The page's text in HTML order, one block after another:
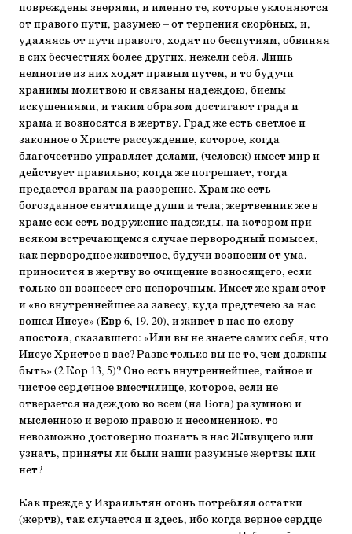
повреждены зверями, и именно те, которые уклоняются
от правого пути, разумею – от терпения скорбных, и,
удаляясь от пути правого, ходят по беспутиям, обвиняя
в сих бесчестиях более других, нежели себя. Лишь
немногие из них ходят правым путем, и то будучи
хранимы молитвою и связаны надеждою, биемы
искушениями, и таким образом достигают града и
храма и возносятся в жертву. Град же есть светлое и
законное о Христе рассуждение, которое, когда
благочестиво управляет делами, (человек) имеет мир и
действует правильно; когда же погрешает, тогда
предается врагам на разорение. Храм же есть
богозданное святилище души и тела; жертвенник же в
храме сем есть водружение надежды, на котором при
всяком встречающемся случае первородный помысел,
как первородное животное, будучи возносим от ума,
приносится в жертву во очищение возносящего, если
только он вознесет его непорочным. Имеет же храм этот
и «во внутреннейшее за завесу, куда предтечею за нас
вошел Иисус» (Евр 6, 19, 20), и живет в нас по слову
апостола, сказавшего: «Или вы не знаете самих себя, что
Иисус Христос в вас? Разве только вы не то, чем должны
быть» (2 Кор 13, 5)? Оно есть внутреннейшее, тайное и
чистое сердечное вместилище, которое, если не
отверзется надеждою во всем (на Бога) разумною и
мысленною и верою правою и несомненною, то
невозможно достоверно познать в нас Живущего или
узнать, приняты ли были наши разумные жертвы или
нет?
Как прежде у Израильтян огонь потреблял остатки
(жертв), так случается и здесь, ибо когда верное сердце